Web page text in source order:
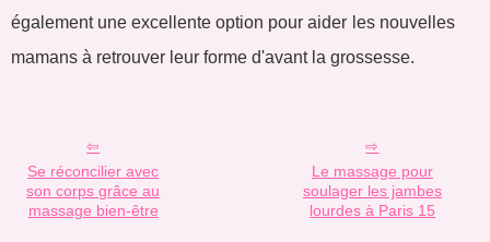
également une excellente option pour aider les nouvelles
mamans à retrouver leur forme d'avant la grossesse.
Se réconcilier avec
son corps grâce au
massage bien-être
Le massage pour
soulager les jambes
lourdes à Paris 15